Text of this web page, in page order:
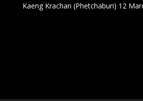
Kaeng Krachan (Phetchaburi) 12